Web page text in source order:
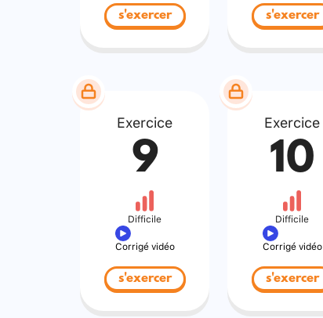
s'exercer s'exercer
Exercice
9
Difficile
Corrigé vidéo
s'exercer
Exercice
10
Difficile
Corrigé vidéo
s'exercer